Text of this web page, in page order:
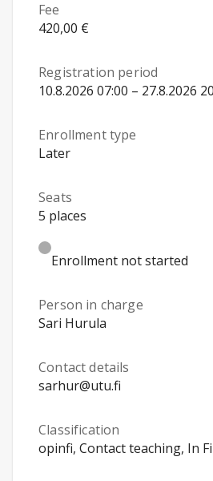
Fee
420,00 €
Registration period
10.8.2026 07:00 – 27.8.2026
Enrollment type
Later
Seats
5 places
Enrollment not started
Person in charge
Sari Hurula
Contact details
sarhur@utu.fi
Classification
opinfi, Contact teaching, In